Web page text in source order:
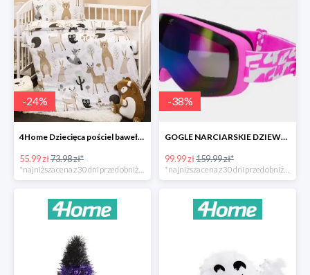
-24%
4Home Dziecięca pościel bawełniana do łóżeczka Nordic Friends -24%
55.99 zł73.98 zł*
-38%
GOGLE NARCIARSKIE DZIEWCZĘCE -37%
99.99 zł159.99 zł*